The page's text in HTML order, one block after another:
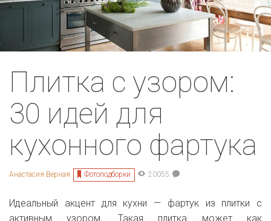
Плитка с узором:
30 идей для
кухонного фартука
Анастасия Верная Фотоподборки 20055
Идеальный акцент для кухни — фартук из плитки с
активным узором. Такая плитка может как